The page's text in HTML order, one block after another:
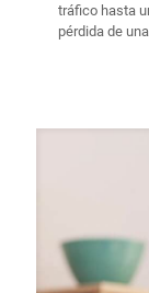
tráfico hasta
pérdida de